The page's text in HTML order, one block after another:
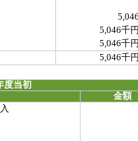
5,046千
5,046千
5,046千
度当初
金額